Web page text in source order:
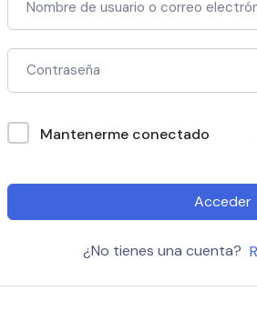
Mantenerme conectado
Acceder
¿No tienes una cuenta?